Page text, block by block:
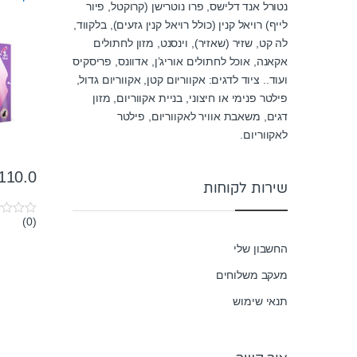
0(0)
נטורל אנד דלישס, פרו נוטרישן (קרוקטל, פיור
לייף) רויאל קנין (כולל רויאל קנין גזעים), בלקווד,
לה קט, שזיר (שאזיר), וינסנט, מזון לחתולים
אקאנה, אוכל לחתולים אוריג’ן, אדוונס, פריסקיס
ועוד.. ציוד לדגים: אקווריום קטן, אקווריום גדול,
פילטר פנימי או חיצוני, בניית אקווריום, מזון
דגים, משאבת אוויר לאקווריום, פילטר
לאקווריום.
שירות לקוחות
החשבון שלי
מעקב משלוחים
תנאי שימוש